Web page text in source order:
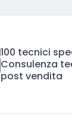
100 tecnici
Consulenza
post vendita